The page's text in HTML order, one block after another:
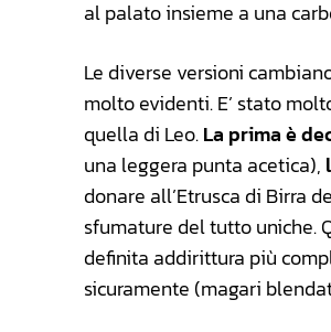
al palato insieme a una
Le diverse versioni
molto evidenti. E’ stato
quella di Leo.La prima è
una leggera punta acetica),
donare all’Etrusca di Birra
sfumature del tutto uniche.
definita addirittura più
sicuramente (magari